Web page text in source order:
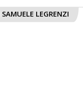
SAMUELE LEGRENZI